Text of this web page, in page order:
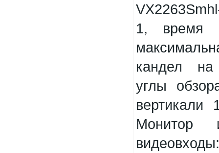
1, время
кандел
углы
вертикали
Монитор